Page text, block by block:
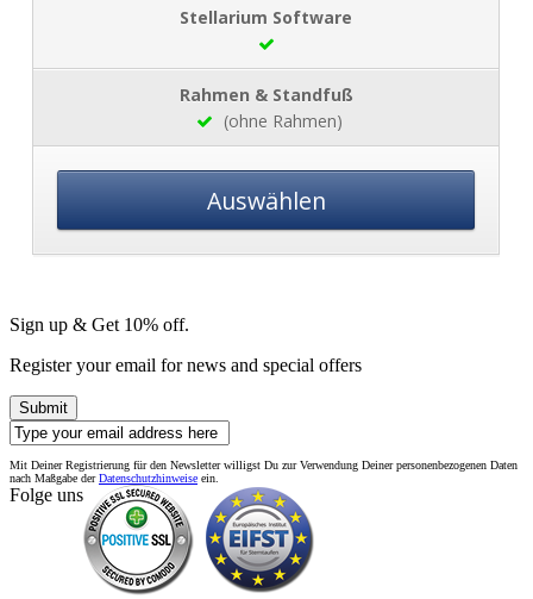
(ohne Rahmen)
Auswählen
Sign up & Get 10% off.
Register your email for news and special offers
Submit
Mit Deiner Registrierung für den Newsletter willigst Du zur Verwendung Deiner personenbezogenen Daten
nach Maßgabe derDatenschutzhinweise ein.
Folge uns